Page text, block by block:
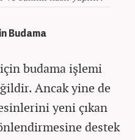
Budama
için budama işlemi
Ancak yine de
yeni çıkan
destek